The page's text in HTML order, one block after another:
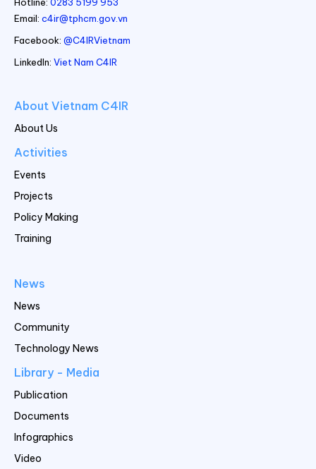
Email: c4ir@tphcm.gov.vn
Facebook: @C4IRVietnam
LinkedIn: Viet Nam C4IR
About Vietnam C4IR
About Us
Activities
Events
Projects
Policy Making
Training
News
News
Community
Technology News
Library - Media
Publication
Documents
Infographics
Video